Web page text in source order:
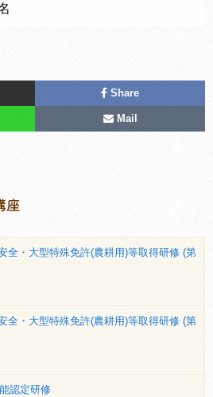
Share
Mail
全・大型特殊免許(農耕用)等取得研修 (第
全・大型特殊免許(農耕用)等取得研修 (第
認定研修